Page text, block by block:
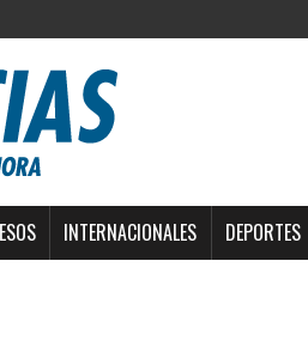
INTERNACIONALES DEPORTES